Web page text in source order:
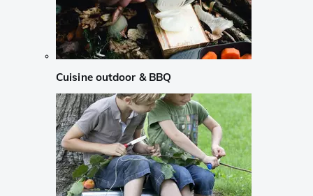
Cuisine outdoor & BBQ